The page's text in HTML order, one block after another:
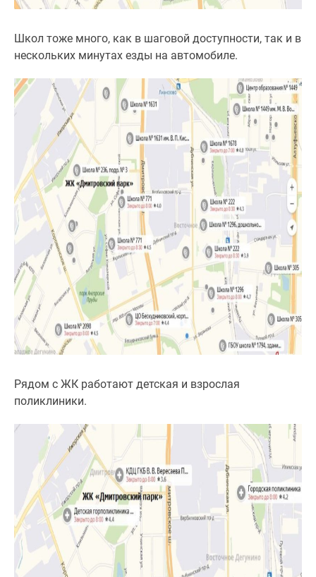
Школ тоже много, как в шаговой доступности, так и в
нескольких минутах езды на автомобиле.
Рядом с ЖК работают детская и взрослая
поликлиники.